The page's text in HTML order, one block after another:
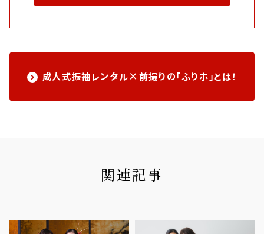
成人式振袖レンタル×前撮りの「ふりホ」とは！
関連記事